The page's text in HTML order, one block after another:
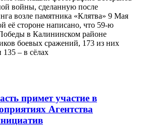
войны, сделанную после
возле памятника «Клятва» 9 Мая
её стороне написано, что 59-ю
в Калининском районе
боевых сражений, 173 из них
– в сёлах
примет участие в
Агентства